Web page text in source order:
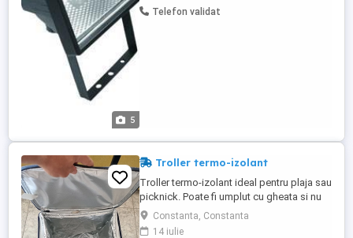
5
camping (merge pe bricheta auto , cablu 5
Telefon validat
Troller termo-izolant
Troller termo-izolant ideal pentru plaja sau
picknick. Poate fi umplut cu gheata si nu
se va scurge nici o picatura de apa
(exceptand capacul, evident).
Constanta, Constanta
14 iulie